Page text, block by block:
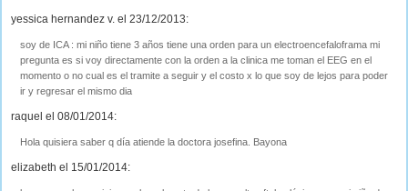
yessica hernandez v. el 23/12/2013:
soy de ICA : mi niño tiene 3 años tiene una orden para un electroencefaloframa mi
pregunta es si voy directamente con la orden a la clinica me toman el EEG en el
momento o no cual es el tramite a seguir y el costo x lo que soy de lejos para poder
ir y regresar el mismo dia
raquel el 08/01/2014:
Hola quisiera saber q día atiende la doctora josefina. Bayona
elizabeth el 15/01/2014: